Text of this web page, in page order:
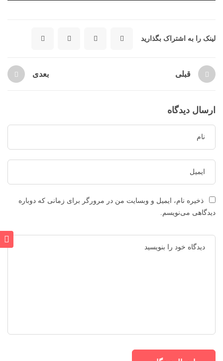
لینک را به اشتراک بگذارید
قبلی بعدی
ارسال دیدگاه
ذخیره نام، ایمیل و وبسایت من در مرورگر برای زمانی که دوباره
دیدگاهی می‌نویسم.